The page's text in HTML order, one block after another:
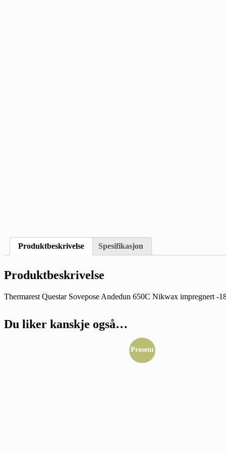
Produktbeskrivelse Spesifikasjon
Produktbeskrivelse
Thermarest Questar Sovepose Andedun 650C Nikwax impregnert -
Du liker kanskje også…
Prosent